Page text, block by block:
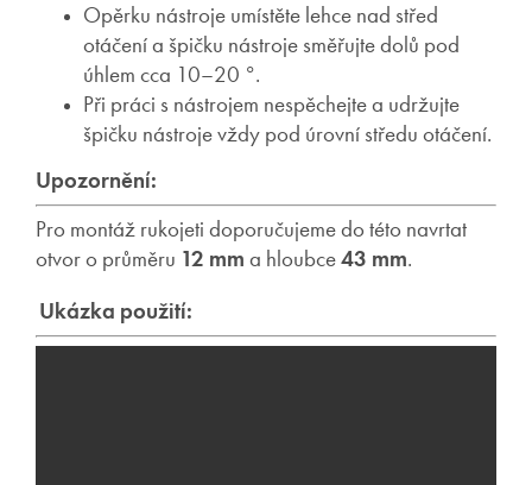
Opěrku nástroje umístěte lehce nad střed
otáčení a špičku nástroje směřujte dolů pod
úhlem cca 10–20 °.
Při práci s nástrojem nespěchejte a udržujte
špičku nástroje vždy pod úrovní středu otáčení.
Upozornění:
Pro montáž rukojeti doporučujeme do této navrtat
otvor o průměru 12 mm a hloubce43 mm.
Ukázka použití: